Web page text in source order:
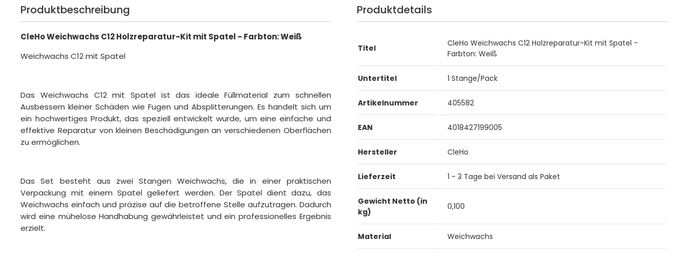
Produktbeschreibung
CleHo Weichwachs C12 Holzreparatur-Kit mit Spatel - Farbton: Weiß
Weichwachs C12 mit Spatel
Das Weichwachs C12 mit Spatel ist das ideale Füllmaterial zum schnellen
Ausbessern kleiner Schäden wie Fugen und Absplitterungen. Es handelt sich um
ein hochwertiges Produkt, das speziell entwickelt wurde, um eine einfache und
effektive Reparatur von kleinen Beschädigungen an verschiedenen Oberflächen
zu ermöglichen.
Das Set besteht aus zwei Stangen Weichwachs, die in einer praktischen
Verpackung mit einem Spatel geliefert werden. Der Spatel dient dazu, das
Weichwachs einfach und präzise auf die betroffene Stelle aufzutragen. Dadurch
wird eine mühelose Handhabung gewährleistet und ein professionelles Ergebnis
erzielt.
Produktdetails
Titel
CleHo Weichwachs C12 Holzreparatur-Kit mit Spatel -
Farbton: Weiß
Untertitel 1 Stange/Pack
Artikelnummer 405582
EAN 4018427199005
Hersteller CleHo
Lieferzeit 1 - 3 Tage bei Versand als Paket
Gewicht Netto (in
kg)
0,100
Material Weichwachs